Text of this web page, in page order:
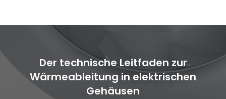
Der technische Leitfaden zur
Wärmeableitung in elektrischen
Gehäusen